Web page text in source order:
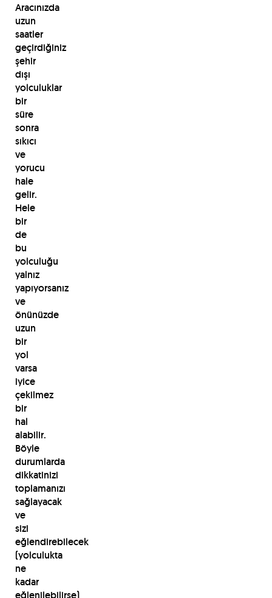
Aracınızda
uzun
saatler
geçirdiğiniz
şehir
dışı
yolculuklar
bir
süre
sonra
sıkıcı
ve
yorucu
hale
gelir.
Hele
bir
de
bu
yolculuğu
yalnız
yapıyorsanız
ve
önünüzde
uzun
bir
yol
varsa
iyice
çekilmez
bir
hal
alabilir.
Böyle
durumlarda
dikkatinizi
toplamanızı
sağlayacak
ve
sizi
eğlendirebilecek
(yolculukta
ne
kadar
eğlenilebilirse)